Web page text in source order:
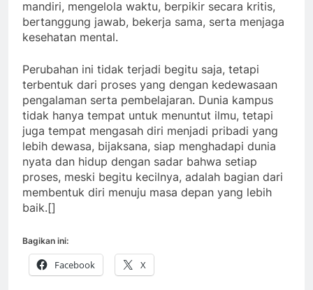
mandiri, mengelola waktu, berpikir secara kritis,
bertanggung jawab, bekerja sama, serta menjaga
kesehatan mental.
Perubahan ini tidak terjadi begitu saja, tetapi
terbentuk dari proses yang dengan kedewasaan
pengalaman serta pembelajaran. Dunia kampus
tidak hanya tempat untuk menuntut ilmu, tetapi
juga tempat mengasah diri menjadi pribadi yang
lebih dewasa, bijaksana, siap menghadapi dunia
nyata dan hidup dengan sadar bahwa setiap
proses, meski begitu kecilnya, adalah bagian dari
membentuk diri menuju masa depan yang lebih
baik.[]
Bagikan ini:
Facebook X